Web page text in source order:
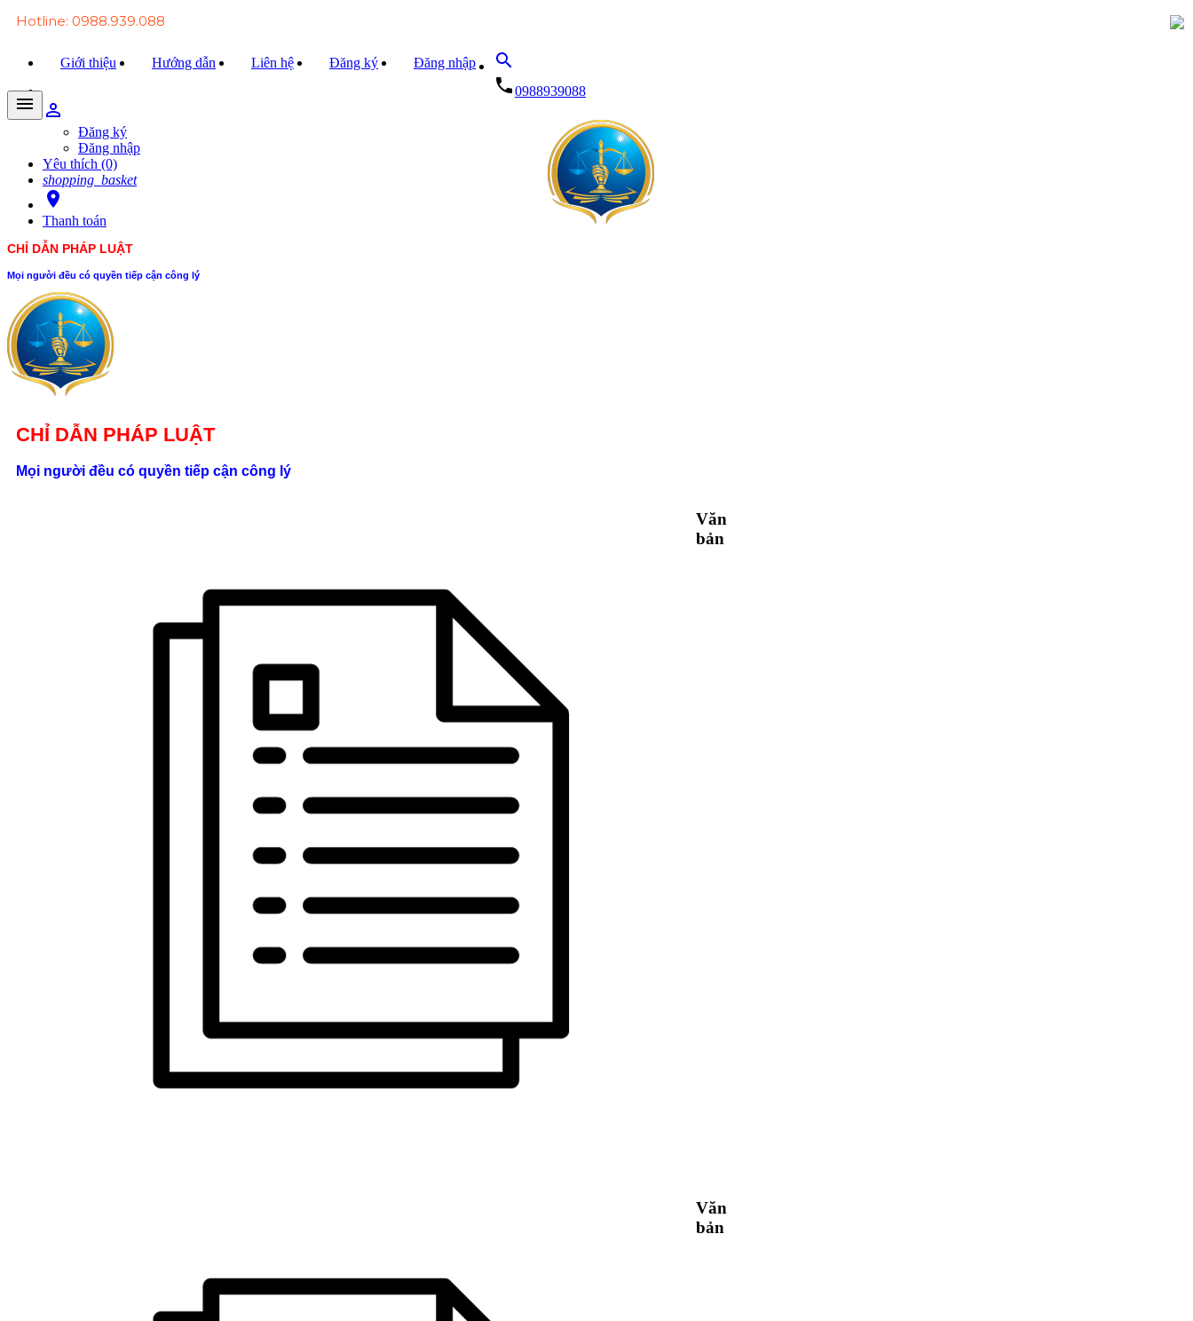
Hotline: 0988.939.088
Giới thiệu Hướng dẫn Liên hệ Đăng ký Đăng nhập
search
local_phone0988939088
person_outline
Đăng ký
Đăng nhập
Yêu thích (0)
shopping_basket
room
Thanh toán
menu
CHỈ DẪN PHÁP LUẬT
Mọi người đều có quyền tiếp cận công lý
CHỈ DẪN PHÁP LUẬT
Mọi người đều có quyền tiếp cận công lý
Văn
bản
Văn
bản
Văn bản Luật
Văn bản Đảng
Tài liệu
Hỏi - đáp
Trao đổi
Tin tức
Liên hệ
Số 24/2B